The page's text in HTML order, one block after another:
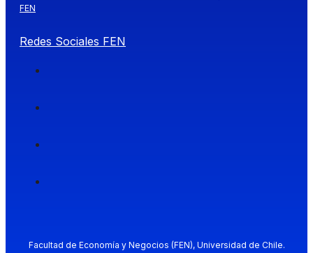
FEN
Redes Sociales FEN
Facultad de Economía y Negocios (FEN), Universidad de Chile.